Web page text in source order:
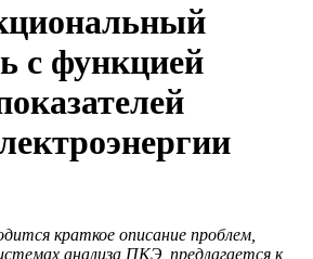
с функцией
краткое описание проблем,
анализа ПКЭ, предлагается к